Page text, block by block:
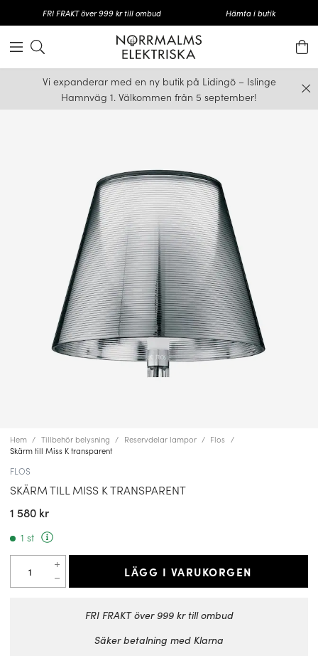
FRI FRAKT över 999 kr till ombud Hämta i butik
Vi expanderar med en ny butik på Lidingö – Islinge
Hamnväg 1. Välkommen från 5 september!
Hem Tillbehör belysning Reservdelar lampor
Flos
Skärm till Miss K transparent
FLOS
SKÄRM TILL MISS K TRANSPARENT
1 580 kr
1 st
LÄGG I VARUKORGEN
FRI FRAKT över 999 kr till ombud
Säker betalning med Klarna